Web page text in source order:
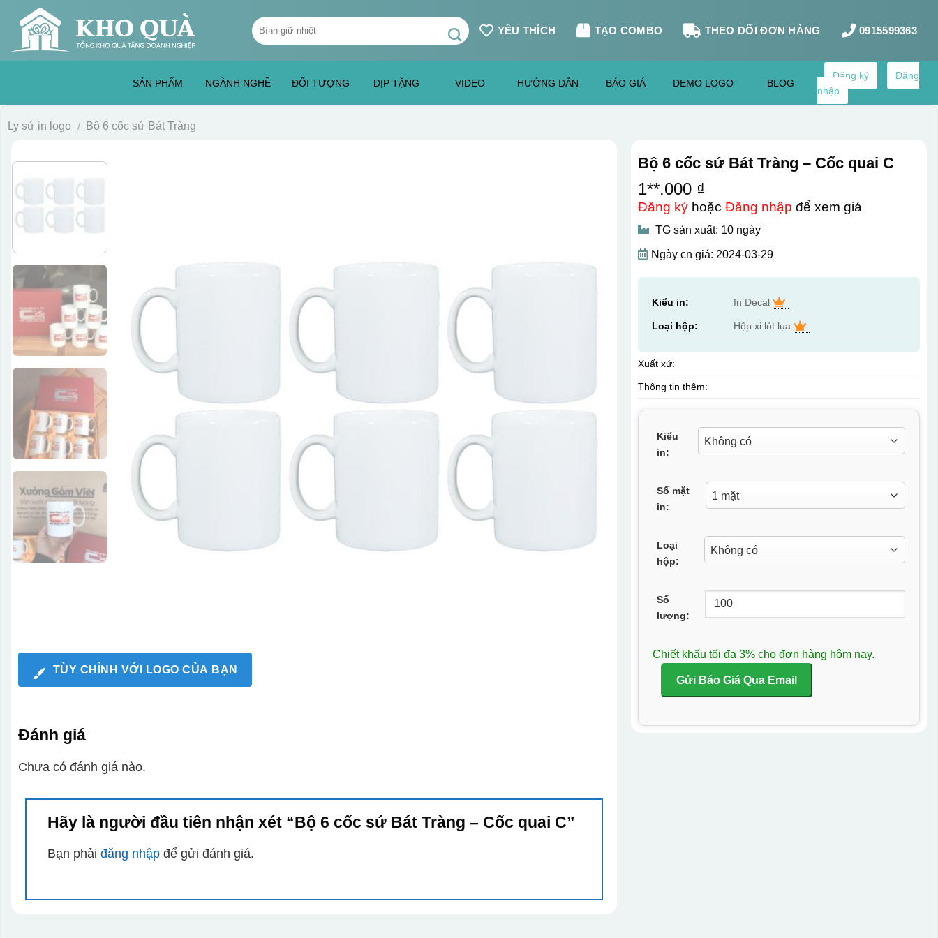
content
Tìm
kiếm:
YÊU THÍCH TẠO COMBO THEO DÕI ĐƠN HÀNG 0915599363
SẢN PHẨM NGÀNH NGHỀ ĐỐI TƯỢNG DỊP TẶNG VIDEO HƯỚNG DẪN BÁO GIÁ DEMO LOGO BLOG
Đăng ký
Đăng
nhập
Ly sứ in logo / Bộ 6 cốc sứ Bát Tràng
TÙY CHỈNH VỚI LOGO CỦA BẠN
Đánh giá
Chưa có đánh giá nào.
Hãy là người đầu tiên nhận xét “Bộ 6 cốc sứ Bát Tràng – Cốc quai C”
Bạn phải đăng nhậpđể gửi đánh giá.
Bộ 6 cốc sứ Bát Tràng – Cốc quai C
1**.000 ₫
Đăng kýhoặc Đăng nhập để xem giá
TG sản xuất: 10 ngày
Ngày cn giá: 2024-03-29
Kiểu in: In Decal
Loại hộp: Hộp xi lót lụa
Xuất xứ:
Thông tin thêm:
Kiểu
in:
Số mặt
in:
Loại
hộp:
Số
lượng:
Chiết khấu tối đa 3% cho đơn hàng hôm nay.
Gửi Báo Giá Qua Email